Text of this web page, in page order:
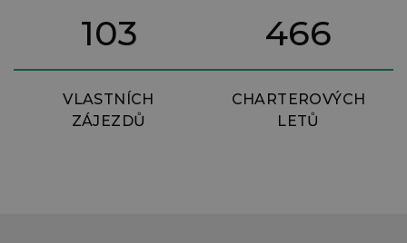
VLASTNÍCH
ZÁJEZDŮ
103
CHARTEROVÝCH
LETŮ
466